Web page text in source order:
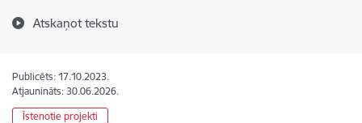
Atskaņot tekstu
Publicēts: 17.10.2023.
Atjaunināts: 30.06.2026.
Īstenotie projekti